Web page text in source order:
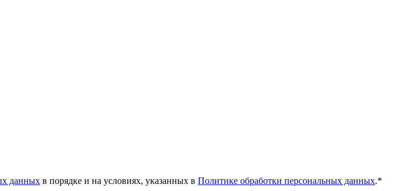
данных в порядке и на условиях, указанных в Политике обработки персональных данных.*